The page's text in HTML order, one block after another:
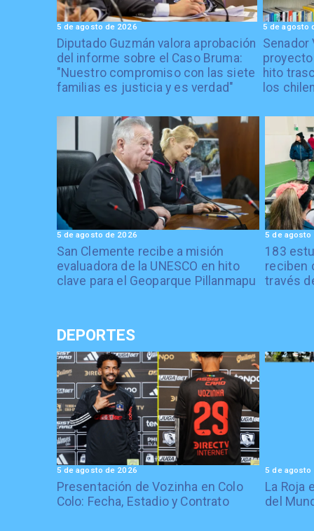
Diputado Guzmán valora aprobación
del informe sobre el Caso Bruma:
"Nuestro compromiso con las siete
familias es justicia y es verdad"
5 de agosto de 2026
Senador
hito
los
5 de agosto
San Clemente recibe a misión
evaluadora de la UNESCO en hito
clave para el Geoparque Pillanmapu
5 de agosto de 2026
183
reciben
través
5 de agosto
DEPORTES
Presentación de Vozinha en Colo
Colo: Fecha, Estadio y Contrato
5 de agosto de 2026
La Roja
del
5 de agosto